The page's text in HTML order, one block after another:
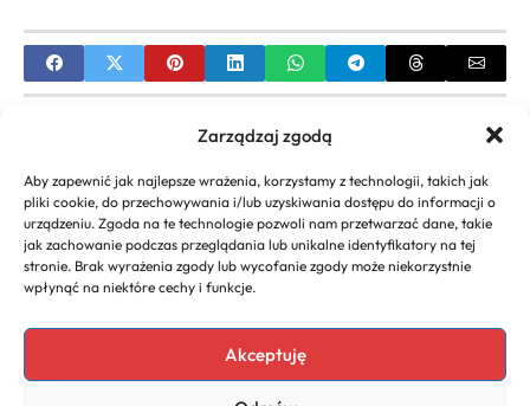
Zarządzaj zgodą
Aby zapewnić jak najlepsze wrażenia, korzystamy z technologii, takich jak
pliki cookie, do przechowywania i/lub uzyskiwania dostępu do informacji o
urządzeniu. Zgoda na te technologie pozwoli nam przetwarzać dane, takie
jak zachowanie podczas przeglądania lub unikalne identyfikatory na tej
stronie. Brak wyrażenia zgody lub wycofanie zgody może niekorzystnie
wpłynąć na niektóre cechy i funkcje.
Akceptuję
Monika Szczot Wiek, Data Urodzenia i Biografia –
Ile Lat Ma?
Ograniczenia wiekowe pilotów: Kompletny
przewodnik po limitach w lotnictwie